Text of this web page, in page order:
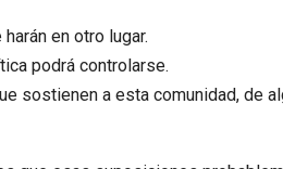
en otro lugar.
podrá controlarse.
sostienen a esta comunidad, de